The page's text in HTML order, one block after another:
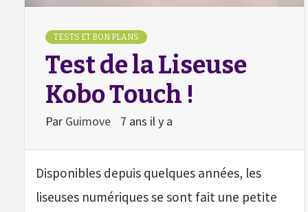
TESTS ET BON PLANS
Test de la Liseuse
Kobo Touch !
Par Guimove 7 ans il y a
Disponibles depuis quelques années, les
liseuses numériques se sont fait une petite